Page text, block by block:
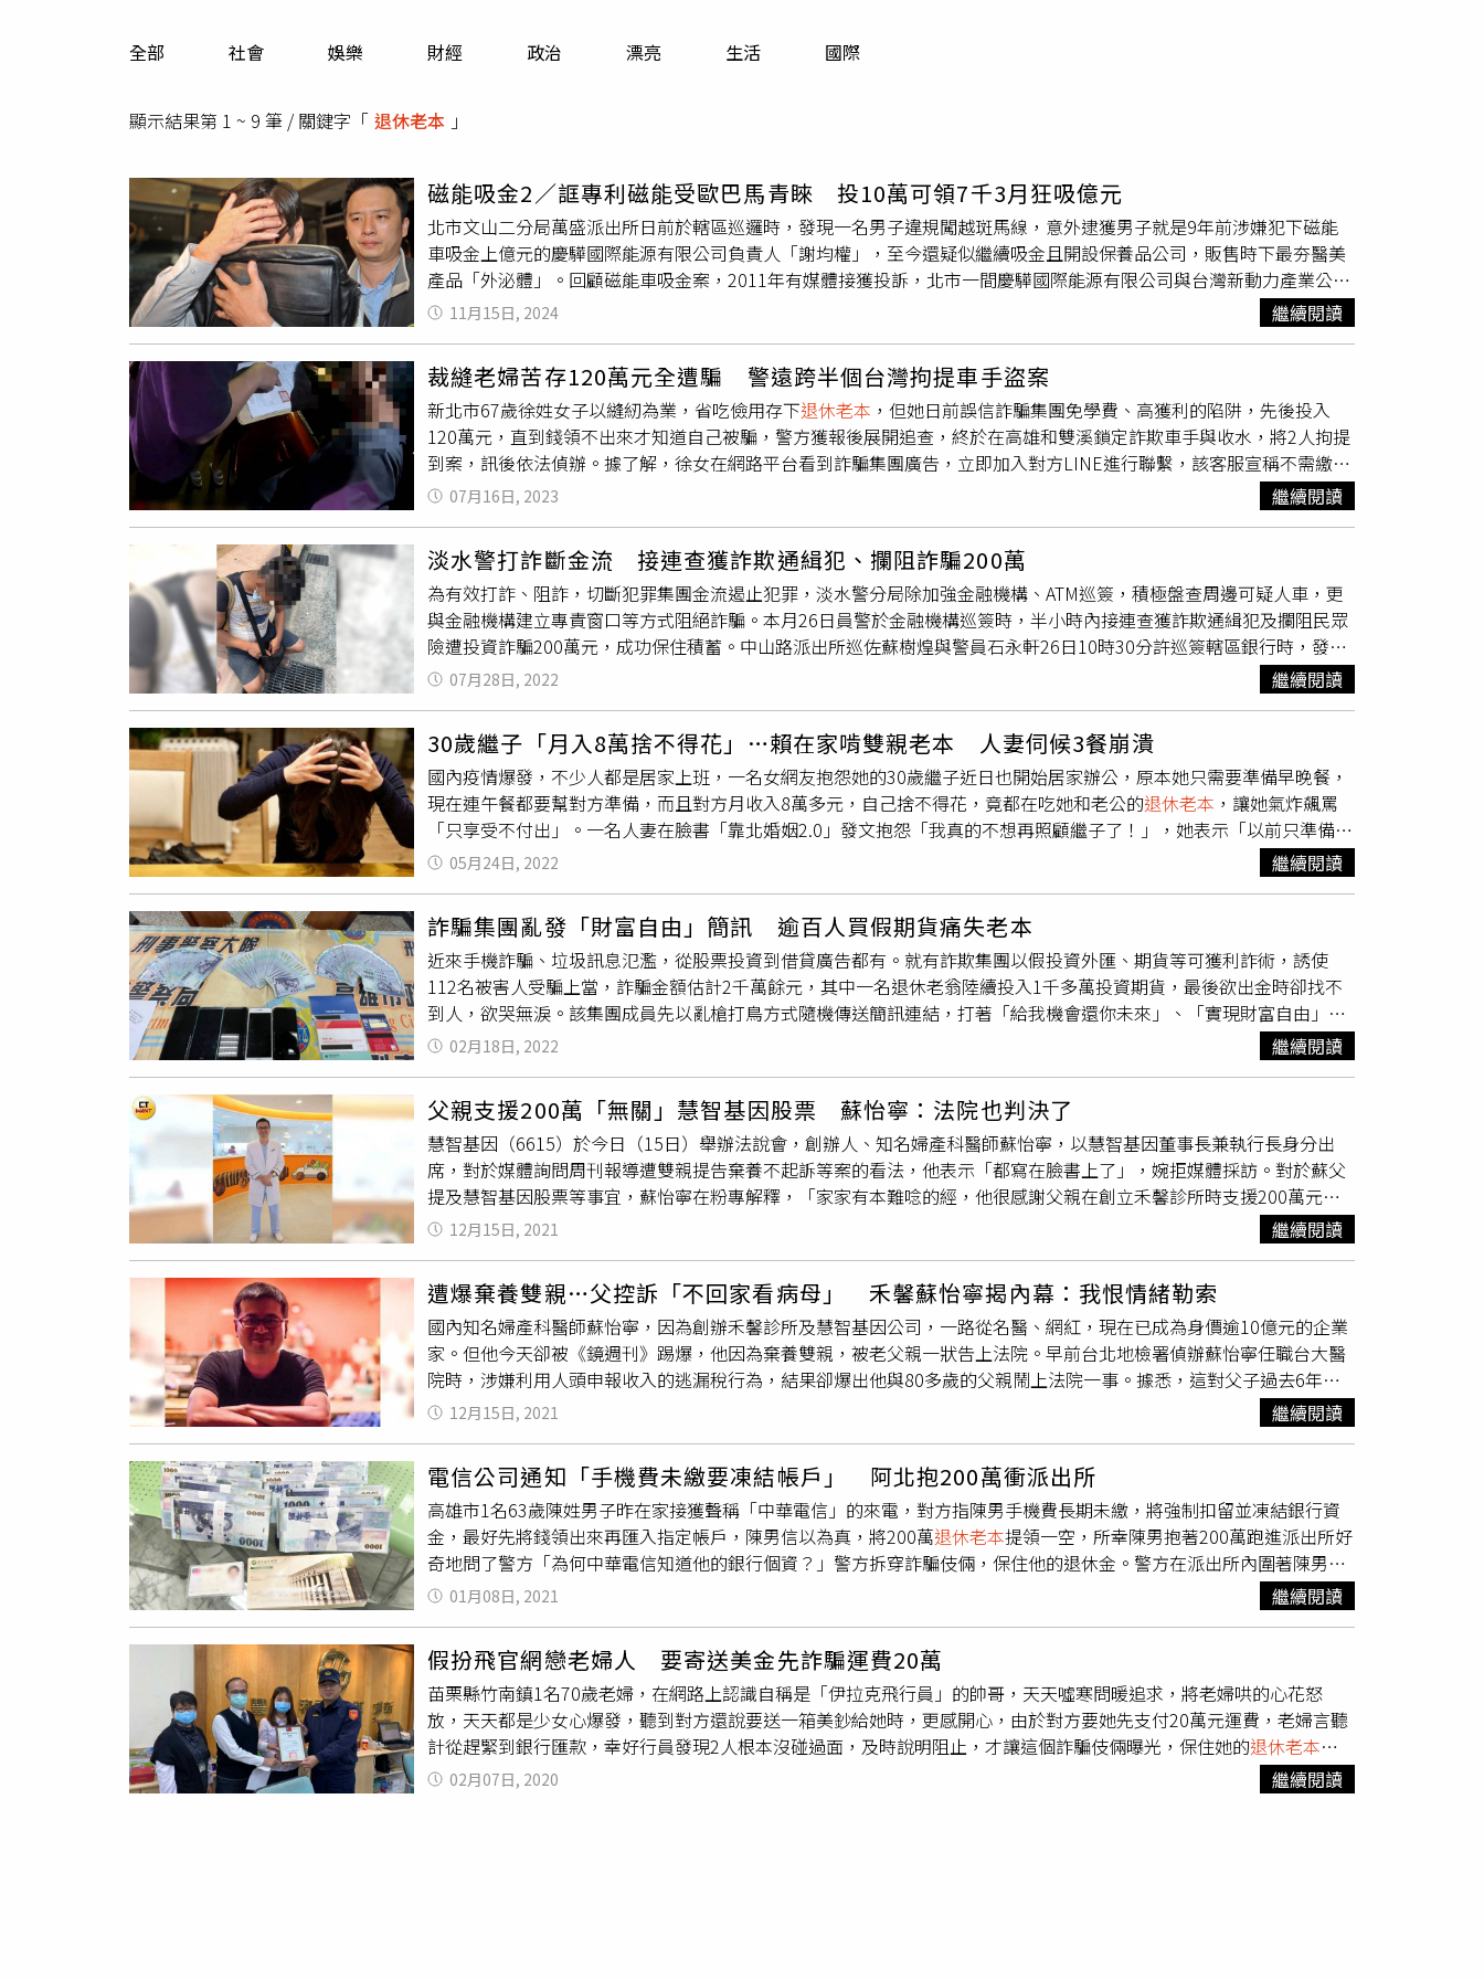
運勢
全部 社會 娛樂 財經 政治 漂亮 生活 國際
顯示結果第 1 ~ 9 筆 / 關鍵字「 退休老本 」
磁能吸金2／誆專利磁能受歐巴馬青睞 投10萬可領7千3月狂吸億元
北市文山二分局萬盛派出所日前於轄區巡邏時，發現一名男子違規闖越斑馬線，意外逮獲男子就是9年前涉嫌犯下磁能
車吸金上億元的慶驊國際能源有限公司負責人「謝均權」，至今還疑似繼續吸金且開設保養品公司，販售時下最夯醫美
產品「外泌體」。回顧磁能車吸金案，2011年有媒體接獲投訴，北市一間慶驊國際能源有限公司與台灣新動力產業公司
聲稱在磁能車上取得突破性成就，成功研發出一台不須油電僅依靠磁能就可終生使用的零汙染機車，號稱該技術已被23
個國家採用，「就連時任美國總統歐巴馬也感興趣」，並針對已退休民眾進行股權私募說明會，表示最少只需10萬元就
可進行投資，每月可領7000元現金，2年共可領回16.8萬元，且只要拉到一位投資人就可抽1萬元傭金，讓不少民眾拉著
親朋好友一起投資。慶驊國際能源公司當時推出「免油電」磁能車，還號稱受到時任美國總統歐巴馬青睞。（圖／資料
照）謝均權等人透過老鼠會直銷模式向民眾吸取資金，每個欲投資磁能車的民眾需先向慶驊給付一定代價成為會員，取
得直銷商的權利，並可再從中獲得展業獎金、達成獎金與「對碰」獎金等，同時統一話術對外聲稱其所販售的磁能車
「免加油、免加水、免充電」，短短3月粗估吸金1億元，至少有千人加入投資，還有民眾甚至將百萬退休老本全數投
入。媒體對此進行調查報導後，時任慶驊總經理譚沛騰回應強調，有關磁能車等相關事件「絕對不是吸金，只是因為發
明太偉大，讓民眾一時無法理解」，且若真的是吸金，就不會接受媒體電訪，早就捲款逃跑了。但檢調察覺在事件經媒
體曝光後，慶驊公司試圖銷毀相關跡證，遂於2011年兵分多路進行搜索，除查扣相關資料外也同時將號稱專利研發的
「磁能發電系統磁能車」一併扣回，實際騎乘後卻發現所謂磁能車不僅僅只是普通電動車，且功能還未完善，僅騎乘
2、3分鐘後便無法騎乘。案件經法院審理後，法官也發現所謂「磁能電動車」就當前科學理論與技術而言根本無法研發
完成，屬「虛化商品」，且慶驊所稱技術專利取得時間甚至是在開始進行磁能車招商專案之後，認定謝均權等人違反公
平交易法，對其判刑有期徒刑4年。且早在判決出爐之前，謝均權已被羈押1年多，換算下來仍需再服刑3年時間。謝均
權靠一張喜帖逃亡9年，期間熟背友人個資，甚至一度忘了自己原有的身分資料。（圖／翻攝畫面）不過謝均權卻疑似
早已盤算好逃跑計畫，於2015年具狀向檢方表示自己的女兒因罹患肺癌末期，為讓女兒在他入獄前能得到妥善照顧，因
此決定在2015年的2月與女友舉行婚禮，同時遞出喜帖證明。地檢署檢察官批准後，卻發現謝男從此失蹤，多次無法將
人拘提到案，因此聲請將其100萬元的保證金沒入，孰料謝男這一逃就長達9年，直到因違規穿越馬路而遭警方攔下，進
而曝光其通緝犯的身分。
11月15日, 2024 繼續閱讀
裁縫老婦苦存120萬元全遭騙 警遠跨半個台灣拘提車手盜案
新北市67歲徐姓女子以縫紉為業，省吃儉用存下退休老本 ，但她日前誤信詐騙集團免學費、高獲利的陷阱，先後投入
120萬元，直到錢領不出來才知道自己被騙，警方獲報後展開追查，終於在高雄和雙溪鎖定詐欺車手與收水，將2人拘提
到案，訊後依法偵辦。據了解，徐女在網路平台看到詐騙集團廣告，立即加入對方LINE進行聯繫，該客服宣稱不需繳交
學費，只需支付獲利的20%抽成，被害人依詐團指示下載假投資APP並在APP內創立信託帳戶，陸續將獲利所得的20%
匯款給詐團，損失60萬元新台幣。警方表示，該詐騙集團以假APP操作金融數字，讓被害人以為有成功投資獲利，女子
依指示網路匯款抽成60萬給詐團，隨後要將本金及投資獲利所得提領變現時，遭到詐團稱操作有問題封鎖其帳戶，更要
求要面交60萬元新台幣來解鎖帳戶，被害人信以為真又交付60萬元給詐團，直到錢領不出來才驚覺遭騙。警方獲報後展
開追查，並擴大調閱監視器比對，發現車手於面交地點附近有多次「死轉手」行為，面交車手先將款項放置於超商廁
所，再由上游收水人員至該廁所取走款項，經監視器影像及面交車手指認，成功辨識出收水人員身分，並報請新北地檢
指揮偵辦，將上游收水人員查緝到案，持續向上追查，並依詐欺、洗錢防制法移送新北地檢偵辦。蘆洲分局三民所所長
王明堂呼籲，投資理財應透過正常管道進行操作，切勿輕信社群網站或交友軟體資訊，或以私訊方式進行匯款、面交投
07月16日, 2023 繼續閱讀
淡水警打詐斷金流 接連查獲詐欺通緝犯、攔阻詐騙200萬
為有效打詐、阻詐，切斷犯罪集團金流遏止犯罪，淡水警分局除加強金融機構、ATM巡簽，積極盤查周邊可疑人車，更
與金融機構建立專責窗口等方式阻絕詐騙。本月26日員警於金融機構巡簽時，半小時內接連查獲詐欺通緝犯及攔阻民眾
險遭投資詐騙200萬元，成功保住積蓄。中山路派出所巡佐蘇樹煌與警員石永軒26日10時30分許巡簽轄區銀行時，發現
銀行外一名男子將口罩拉下抽菸，員警趨前提醒他將口罩配戴好，查詢年籍資料時，意外發現40歲的洪男竟是今年6月
遭宜蘭地檢署發布的詐欺通緝犯，洪男對於自己遭通緝也顯得錯愕，表示剛從市場買完菜要返家，遇到警方盤查身分，
才驚覺自己遭到通緝。蘇、石2員將洪男解送上警車的同時又接獲另家銀行報案稱一名老翁疑似遭到詐騙，臨櫃要提領
200萬現金，員警進一步關心詢問，原來71歲的吳姓老翁日前接到詐騙電話。對方以投資「海水淡化工程」為由，要他
到銀行提領200萬現金到臺北交付，吳翁剛開始對於員警及行員的關心勸說並不領情，堅稱這項投資絕對不會有問題，
員警於是聯繫吳翁的女兒一同幫忙勸說，吳翁仔細回想才驚覺受騙，也對剛開始的「堅持」顯露尷尬，感激員警不厭其
煩地苦勸，保住了
退休老本。
07月28日, 2022 繼續閱讀
30歲繼子「月入8萬捨不得花」…賴在家啃雙親老本 人妻伺候3餐崩潰
國內疫情爆發，不少人都是居家上班，一名女網友抱怨她的30歲繼子近日也開始居家辦公，原本她只需要準備早晚餐，
現在連午餐都要幫對方準備，而且對方月收入8萬多元，自己捨不得花，竟都在吃她和老公的退休老本 ，讓她氣炸飆罵
「只享受不付出」。一名人妻在臉書「靠北婚姻2.0」發文抱怨「我真的不想再照顧繼子了！」，她表示「以前只準備早
晚餐，午餐我自己想吃什麼都隨意，懶得吃就不吃了，白天我在家除了做家務有很多自己的時間，心情可以有放鬆喘息
的節奏，但繼子現在在家上班，我每天連午餐都要準備，還餐餐要有肉，他一個人比我們三個人吃的都多，心情真的很
不平衡，看不慣他那麼大個人憑什麼整天在家卻什麼家事都不做，每天讓人給他洗衣做飯伺候三餐。」人妻表示自己還
有一對目前就讀小二的雙胞胎，也是由她來照顧，「我好煩真的好煩，為什麼他不趕快搬出去獨立，都照顧到三十歲了
我到底還要照顧多久！」人妻抱怨，繼子每個月收入8萬多元，「明明可以在台北租房自住不是很好嗎，女朋友要找他
也方便，他卻寧願花時間油錢每天從桃園開車去上班，說住家裡省，住家裡吃的用的不是天上掉下來，是我和我老公的
退休老本好嗎！」讓她氣炸表示，「我教自己孩子是從大班就開始有各自負責的家事，一個三十歲的哥哥到底怎麼能這
麼好意思、理所當然的住家裡卻什麼家事都不做，只享受不付出！」貼文曝光後，網友紛紛留言「都30早該獨立，想住
家裡就要負擔家用，大聲說出來不用憋著」、「請他交生活費，不願意就三餐自理，又不是小孩子，都幾歲了」、「跟
老公討論，請大兒子要嘛負擔家用，要嘛自立出去住」、「30歲…真的蠻誇張的」、「也要分擔點家用吧！不是說都吃
家裡用家裡吧」。
05月24日, 2022 繼續閱讀
詐騙集團亂發「財富自由」簡訊 逾百人買假期貨痛失老本
近來手機詐騙、垃圾訊息氾濫，從股票投資到借貸廣告都有。就有詐欺集團以假投資外匯、期貨等可獲利詐術，誘使
112名被害人受騙上當，詐騙金額估計2千萬餘元，其中一名退休老翁陸續投入1千多萬投資期貨，最後欲出金時卻找不
到人，欲哭無淚。該集團成員先以亂槍打鳥方式隨機傳送簡訊連結，打著「給我機會還你未來」、「實現財富自由」等
話術，邀集被害人加入通訊軟體後，就有「專人服務」，以投資外匯、期貨可大幅獲利為話術，再要求被害人加入投資
群組，群裡更安插假成員分享獲利成果，以取信被害人，下一步就是下載詐騙集團自行研發的假APP，投入大筆金錢投
資操作，如果虧錢就叫你補錢、如果贏錢就加碼，等到帳上獲利欲出金時，再以各種理由推阻後失去聯繫。詐騙集團先
以亂槍打鳥方式傳送投資訊息。（圖／翻攝照片）警方調查，該集團誘使112名被害人受騙上當，詐騙金額估計高達2千
萬餘元，其中一名71林姓老翁，從去年6月期間投資期貨，2個月內陸續投入1千多萬，跟著詐騙集團指示操作期貨，獲
利想出金時詐騙集團以各種理由推阻，再把林翁踢出群組後失去聯繫， 退休老本從此一去不復返。高雄市刑大隊偵五隊
13分隊員警，調閱相關資料確認犯嫌身分及藏匿處所，趁集團成員33歲的鄭姓車手頭剛進入超商取款，隨即一擁而上將
人拘提逮捕，並從他身上查扣金融卡、贓款及手機等物，另外於高雄、花蓮等地抓到其餘6名車手，以及通知7名人頭帳
戶的提供者到案，並查扣手機5支、存摺3本、金融卡2張、新台幣25萬4400元等物。訊後14人依涉嫌刑法詐欺罪及洗錢
防制條例罪嫌移送臺灣高雄地方檢察署偵辦。
02月18日, 2022 繼續閱讀
父親支援200萬「無關」慧智基因股票 蘇怡寧：法院也判決了
慧智基因（6615）於今日（15日）舉辦法說會，創辦人、知名婦產科醫師蘇怡寧，以慧智基因董事長兼執行長身分出
席，對於媒體詢問周刊報導遭雙親提告棄養不起訴等案的看法，他表示「都寫在臉書上了」，婉拒媒體採訪。對於蘇父
提及慧智基因股票等事宜，蘇怡寧在粉專解釋，「家家有本難唸的經，他很感謝父親在創立禾馨診所時支援200萬元，
慧智基因準備要公開發行時，也有告知投資內容，但父母沒有興趣也不想聽，還說他的錢絕對不會投資在子女做生意
。」蘇怡寧強調，「現在父親卻說慧智基因是他的公司，他要很多股票，當然沒辦法這樣做，也
說了，弟弟現在還是在我公司上班，之前因為是家人不願意提。」蘇怡寧並提到他厭惡情緒勒索，「現在大家知道為什
麼我這麼恨情緒勒索了吧，因為我遇到的早就不只是情緒勒索，而是對我整個生活中的勒索了。」
12月15日, 2021 繼續閱讀
遭爆棄養雙親…父控訴「不回家看病母」 禾馨蘇怡寧揭內幕：我恨情緒勒索
國內知名婦產科醫師蘇怡寧，因為創辦禾馨診所及慧智基因公司，一路從名醫、網紅，現在已成為身價逾10億元的企業
家。但他今天卻被《鏡週刊》踢爆，他因為棄養雙親，被老父親一狀告上法院。早前台北地檢署偵辦蘇怡寧任職台大醫
院時，涉嫌利用人頭申報收入的逃漏稅行為，結果卻爆出他與80多歲的父親鬧上法院一事。據悉，這對父子過去6年
來，只在法庭見面，雙方徹底鬧翻。針對此事，蘇怡寧今（15日）一早也罕見在粉專公開回應，吐露了他內心隱忍多年
的真相，「現在大家知道，為什麼我這麼恨情緒勒索了吧」。據《鏡週刊》報導，名醫蘇怡寧過去遭檢舉，他在任職台
大醫院期間，為收取上百萬元顧問費，涉嫌利用胞妹當人頭報稅，以躲避政風及稅捐機關調查。而背後檢舉他的，應該
是蘇怡寧的父親，並意外扯出他棄養父母這樁爭議。報導中指出，蘇父不滿蘇怡寧，過去多年未曾回家看生病的母親，
今年1月還控告蘇怡寧涉及《刑法》的遺棄罪。但檢察官認為，蘇父事業有成，有能力可自行生活，蘇母尚無生命危
險，日前將蘇怡寧以不起訴處分。而蘇怡寧寄存證信函，想要回父母親渡假用的房子反制，蘇父回過頭來嗆兒子：「房
子是我送你的」，要以《民法》防不孝條款，撤銷當年贈送兒子的千萬元房產，父子雙方算是徹底反目成仇撕破臉。對
此，蘇怡寧今天上午，大動作在臉書公開回應，無奈表示：「每個人心中都有一個黑暗的角落，其實我也是，只是從來
沒想過，這個最大的黑暗會是來自你的家人，而且是你的父親。」他並感嘆「現在大家知道，為什麼我這麼恨情緒勒索
了吧！」蘇怡寧今早在粉專首度發出聲明，全文如下：家家有本難唸的經今天早上有看到鏡週刊關於我的單方面報導我
這裡就不放連結不想幫他衝流量了不過我還是把事情在這裡說清楚好了每個人心中都有一個黑暗的角落其實我也是只是
從來沒想過這個最大的黑暗會是來自你的家人而且是你的父親也從來沒想過會有需要把這種黑暗讓大家知道的一天多年
前剛創立診所的時候需要資金父親曾支援200萬元我是很感謝後來幾年後慧智基因準備要公開發行告知他們投資內容父
母皆完全沒有興趣也不想聽還說他的錢絕對不會投資在子女做生意上那是他的退休老本當時就咬牙自己想辦法還好朋友
前輩相挺慧智基因總算上軌道但事情絕對不是我們想的這麼簡單在慧智基因成立上市後父親卻說那是他的公司他要很多
12月15日, 2021 繼續閱讀
電信公司通知「手機費未繳要凍結帳戶」 阿北抱200萬衝派出所
高雄市1名63歲陳姓男子昨在家接獲聲稱「中華電信」的來電，對方指陳男手機費長期未繳，將強制扣留並凍結銀行資
金，最好先將錢領出來再匯入指定帳戶，陳男信以為真，將200萬退休老本提領一空，所幸陳男抱著200萬跑進派出所好
奇地問了警方「為何中華電信知道他的銀行個資？」警方拆穿詐騙伎倆，保住他的退休金。警方在派出所內圍著陳男關
切詢問提領200萬的事，研判陳遇詐騙集團。（圖／讀者提供）1名神情慌張的陳姓男子（63歲）昨日下午3時許神情慌
張地進入鳳山分局五甲派出所，當時值班警員邱佳誼、吳宗洲、蘇展民及巡佐陳瑛琪見狀，趨前詢問，陳男告知警方因
在家中接獲「中華電信」來電，對方指稱他名下手機有數千元未繳款項沒繳，將強制扣留並凍結他土地銀行帳戶內資
金，要保住錢，先得將錢領出，再等候指示匯入指定帳戶。陳男說，他聽完電話後，非常緊張，自己從來沒有遲繳過帳
單，但電信公司卻煞有其事的清楚他的個資，因自己從工廠員工退休，銀行內有200萬退休金，想說先領出來比較保
險，警方看到陳男手中200鉅款也嚇了一跳，告知陳男對方手法是詐騙集團慣用伎倆，對陳男說，「你先在派出所等一
下，對方來電後，若聽到不同人的聲音就會掛電話」。警員黃柏裕、陳怡靜護送陳男至銀行回存200萬。（圖／讀者提
供）果然，不久對方即來電，陳男接了電話開啟擴音，警方隨即插話「陳男現在人在派出所」，對方嚇得掛斷電話，令
陳男鬆了一口氣，警方擔心陳男身上鉅款，派出線上警網護送陳男至領款銀行回存，讓陳男對警方暖舉感動不已，頻頻
01月08日, 2021 繼續閱讀
假扮飛官網戀老婦人 要寄送美金先詐騙運費20萬
苗栗縣竹南鎮1名70歲老婦，在網路上認識自稱是「伊拉克飛行員」的帥哥，天天噓寒問暖追求，將老婦哄的心花怒
放，天天都是少女心爆發，聽到對方還說要送一箱美鈔給她時，更感開心，由於對方要她先支付20萬元運費，老婦言聽
計從趕緊到銀行匯款，幸好行員發現2人根本沒碰過面，及時說明阻止，才讓這個詐騙伎倆曝光，保住她的退休老本。
竹南警方表示，日前接獲土地銀行竹南分行謝姓行員報案，稱有1名老婦人，疑似遭詐騙臨櫃匯款新臺幣20萬元，警員
吳心雅、王景威立即趕往現場了解；經了解，老婦利用臉書認識1名男網友且自稱自己是伊拉克飛行員，欲寄一箱裝有
02月07日, 2020 繼續閱讀